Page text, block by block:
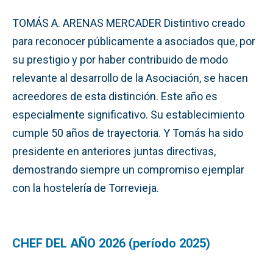
TOMÁS A. ARENAS MERCADER Distintivo creado
para reconocer públicamente a asociados que, por
su prestigio y por haber contribuido de modo
relevante al desarrollo de la Asociación, se hacen
acreedores de esta distinción. Este año es
especialmente significativo. Su establecimiento
cumple 50 años de trayectoria. Y Tomás ha sido
presidente en anteriores juntas directivas,
demostrando siempre un compromiso ejemplar
con la hostelería de Torrevieja.
CHEF DEL AÑO 2026 (período 2025)